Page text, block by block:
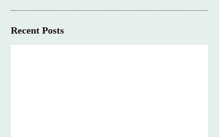
Recent Posts